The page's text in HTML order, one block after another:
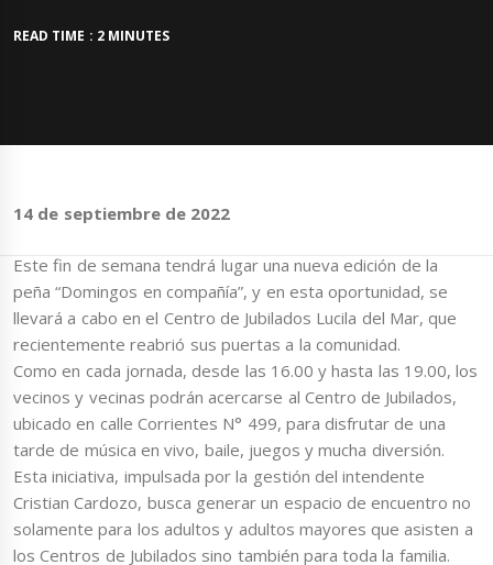
READ TIME : 2 MINUTES
14 de septiembre de 2022
Este fin de semana tendrá lugar una nueva edición de la
peña “Domingos en compañía”, y en esta oportunidad, se
llevará a cabo en el Centro de Jubilados Lucila del Mar, que
recientemente reabrió sus puertas a la comunidad.
Como en cada jornada, desde las 16.00 y hasta las 19.00, los
vecinos y vecinas podrán acercarse al Centro de Jubilados,
ubicado en calle Corrientes N° 499, para disfrutar de una
tarde de música en vivo, baile, juegos y mucha diversión.
Esta iniciativa, impulsada por la gestión del intendente
Cristian Cardozo, busca generar un espacio de encuentro no
solamente para los adultos y adultos mayores que asisten a
los Centros de Jubilados sino también para toda la familia.